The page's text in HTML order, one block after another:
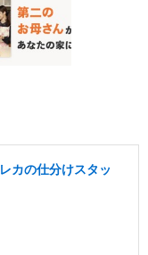
カの仕分けスタッ